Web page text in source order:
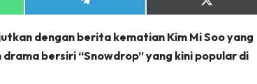
Share
on
Share
on
(Twitter)
dengan berita kematian Kim Mi Soo yang
bersiri “Snowdrop” yang kini popular di